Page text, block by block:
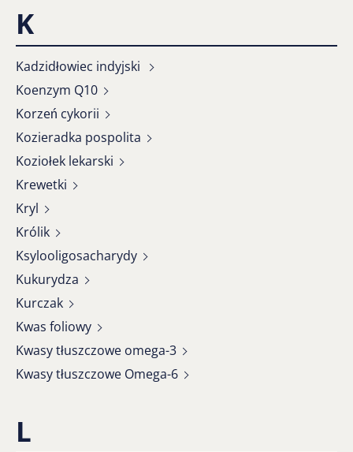
K
Kadzidłowiec indyjski
Koenzym Q10
Korzeń cykorii
Kozieradka pospolita
Koziołek lekarski
Krewetki
Kryl
Królik
Ksylooligosacharydy
Kukurydza
Kurczak
Kwas foliowy
Kwasy tłuszczowe omega-3
Kwasy tłuszczowe Omega-6
L